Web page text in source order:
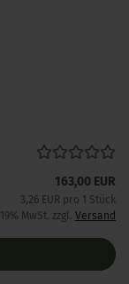
163,00 EUR
3,26 EUR pro 1 Stück
MwSt. zzgl. Versand